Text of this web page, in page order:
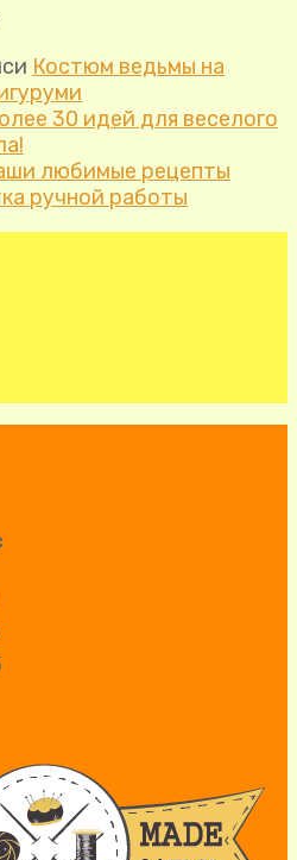
Костюм ведьмы на
30 идей для веселого
любимые рецепты
ручной работы